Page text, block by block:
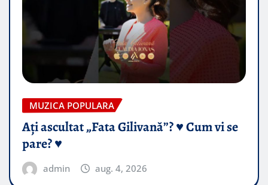
MUZICA POPULARA
Ați ascultat „Fata Gilivană”? ♥️ Cum vi se
pare? ♥️
admin aug. 4, 2026